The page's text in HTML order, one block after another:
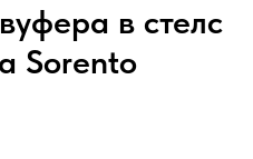
в стелс
Sorento